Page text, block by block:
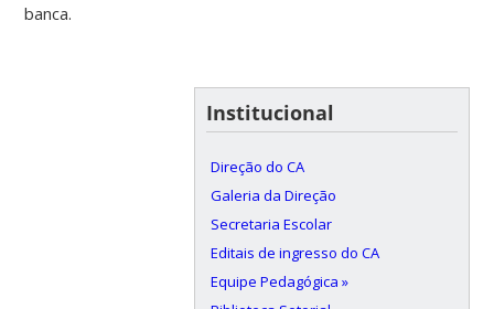
banca.
Institucional
Direção do CA
Galeria da Direção
Secretaria Escolar
Editais de ingresso do CA
Equipe Pedagógica »